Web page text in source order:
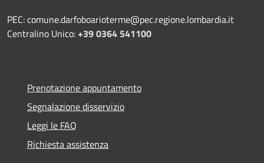
PEC: comune.darfoboarioterme@pec.regione.lombardia.it
Centralino Unico:+39 0364 541100
Prenotazione appuntamento
Segnalazione disservizio
Leggi le FAQ
Richiesta assistenza